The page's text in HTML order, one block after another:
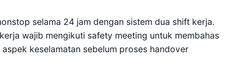
selama 24 jam dengan sistem dua shift kerja.
wajib mengikuti safety meeting untuk membahas
keselamatan sebelum proses handover